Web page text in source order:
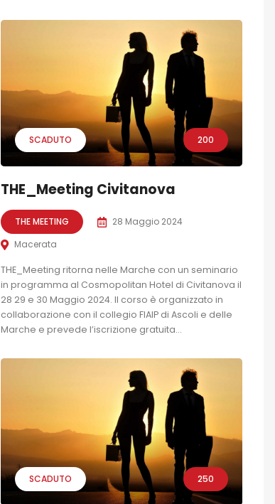
SCADUTO 200
THE_Meeting Civitanova
THE MEETING
28 Maggio 2024
Macerata
THE_Meeting ritorna nelle Marche con un seminario
in programma al Cosmopolitan Hotel di Civitanova il
28 29 e 30 Maggio 2024. Il corso è organizzato in
collaborazione con il collegio FIAIP di Ascoli e delle
Marche e prevede l’iscrizione gratuita...
SCADUTO 250